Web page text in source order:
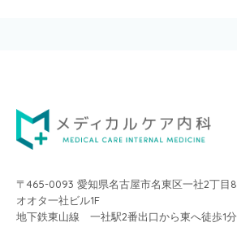
〒465-0093 愛知県名古屋市名東区一社2丁目8
オオタ一社ビル1F
地下鉄東山線 一社駅2番出口から東へ徒歩1分